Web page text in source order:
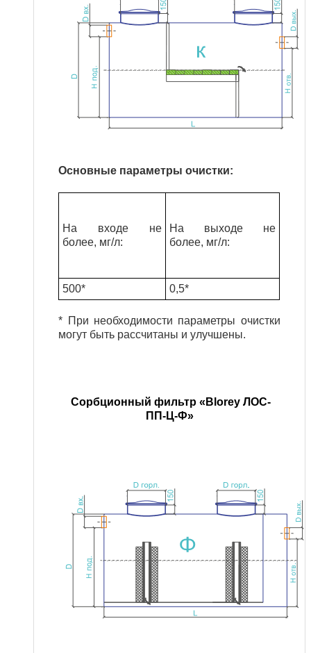
Основные параметры очистки:
На входе не
более, мг/л:
На выходе не
более, мг/л:
500* 0,5*
* При необходимости параметры очистки
могут быть рассчитаны и улучшены.
Сорбционный фильтр «Blorey ЛОС-
ПП-Ц-Ф»